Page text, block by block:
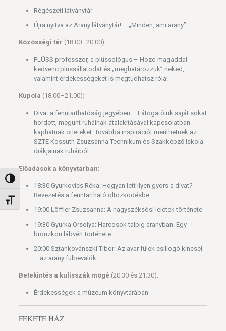
Nagy kontraszt váltása
Betűméret váltása
Régészeti látványtár
Újra nyitva az Arany látványtár! – „Minden, ami arany”
Közösségi tér (18.00–20.00):
PLÜSS professzor, a plüssológus – Hozd magaddal
kedvenc plüssállatodat és „meghatározzuk” neked,
valamint érdekességeket is megtudhatsz róla!
Kupola (18.00–21.00):
Divat a fenntarthatóság jegyében – Látogatóink saját sokat
hordott, megunt ruháinak átalakításával kapcsolatban
kaphatnak ötleteket. Továbbá inspirációt meríthetnek az
SZTE Kossuth Zsuzsanna Technikum és Szakképző Iskola
diákjainak ruháiból.
Előadások a könyvtárban:
18:30 Gyurkovics Réka: Hogyan lett ilyen gyors a divat?
Bevezetés a fenntartható öltözködésbe
19:00 Löffler Zsuzsanna: A nagyszéksósi leletek története
19:30 Gyurka Orsolya: Harcosok talpig aranyban. Egy
bronzkori lábvért története
20:00 Sztankovánszki Tibor: Az avar fülek csillogó kincsei
– az arany fülbevalók
Betekintés a kulisszák mögé (20.30 és 21.30):
Érdekességek a múzeum könyvtárában
FEKETE HÁZ